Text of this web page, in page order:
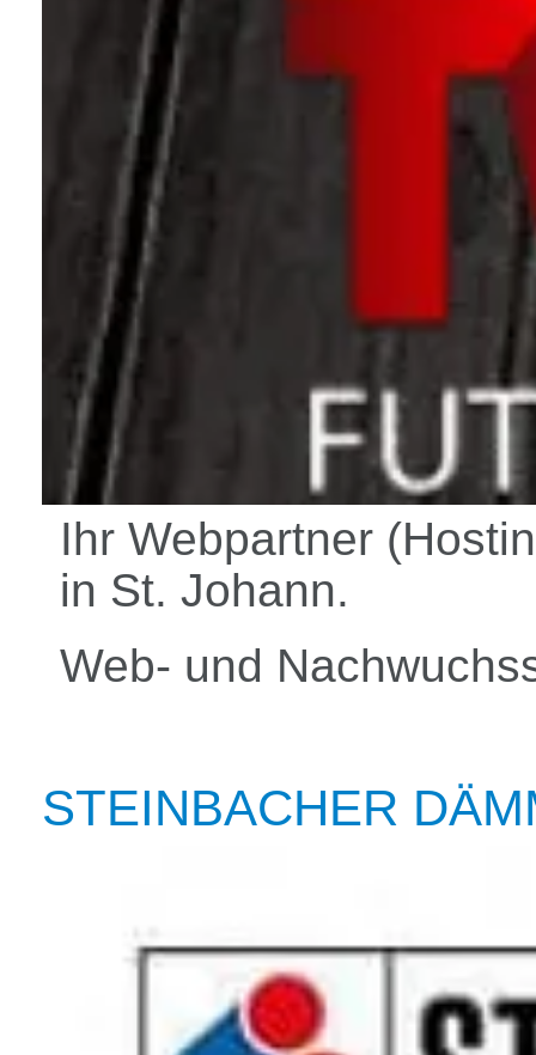
Ihr Webpartner
in St. Johann.
Web- und
STEINBACHER